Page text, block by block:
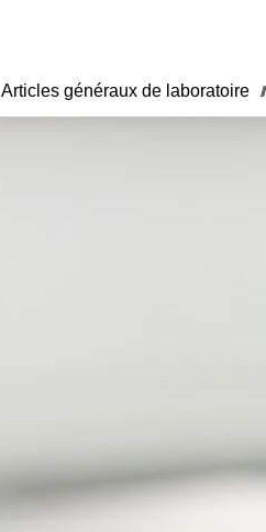
Articles généraux de laboratoire ///